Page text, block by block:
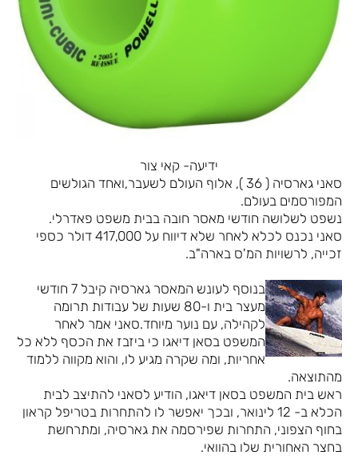
ידיעה- קאי צור
סאני גארסיה ( 36 ), אלוף העולם לשעבר,ואחד הגולשים
המפורסמים בעולם.
נשפט לשלושה חודשי מאסר חובה בבית משפט פאדרלי.
סאני נכנס לכלא לאחר שלא דיווח על 417,000 דולר כספי
זכייה, לרשויות המ'ס בארה"ב.
בנוסף לעונש המאסר גארסיה קיבל 7 חודשי
מעצר בית ו-80 שעות של עבודות תרומה
לקהילה, עם נוער מיוחד.סאני אמר לאחר
המשפט בסאן דיאגו כי ביזבז את הכסף ללא כל
אחריות, ומה שקרה מגיע לו, והוא מקווה ללמוד
מהתוצאה.
ראש בית המשפט בסאן דיאגו, הודיע לסאני להתיצב לבית
הכלא ב- 12 לינואר, ובכך יאפשר לו להתחרות בטריפל קראון
בחוף הצפוני, התחרות שפירסמה את גארסיה, ומתרחשת
בחצר האחורית שלו בהוואי.